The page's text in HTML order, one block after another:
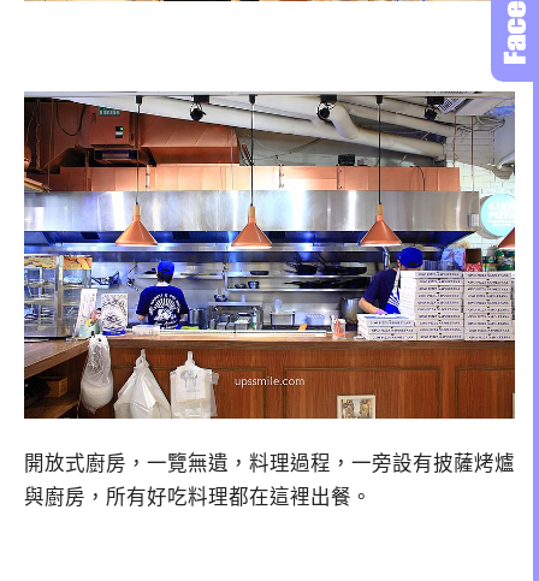
開放式廚房，一覽無遺，料理過程，一旁設有披薩烤爐
與廚房，所有好吃料理都在這裡出餐。